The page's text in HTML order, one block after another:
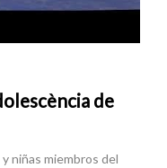
de
niñas miembros del